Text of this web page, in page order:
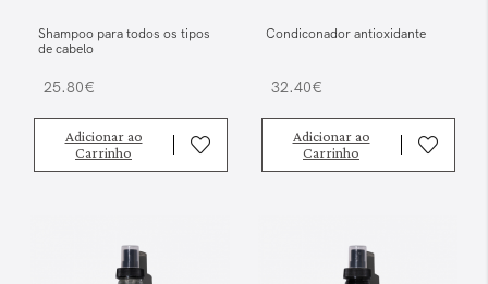
Shampoo para todos os tipos
de cabelo
25.80€
Adicionar ao
Carrinho
Condiconador antioxidante
32.40€
Adicionar ao
Carrinho